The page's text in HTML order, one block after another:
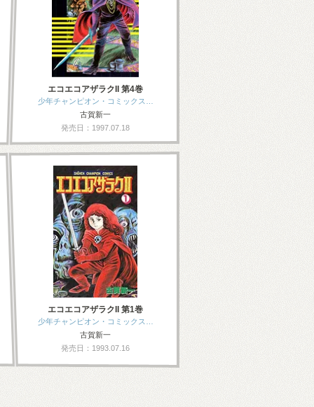
エコエコアザラクII 第4巻
少年チャンピオン・コミックス…
古賀新一
発売日：1997.07.18
エコエコアザラクII 第1巻
少年チャンピオン・コミックス…
古賀新一
発売日：1993.07.16